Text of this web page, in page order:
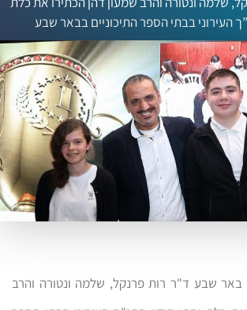
העירוני בבתי הספר התיכוניים בבאר שבע
שבע ד"ר רות פרנקל, שלמה ונטורה והרב